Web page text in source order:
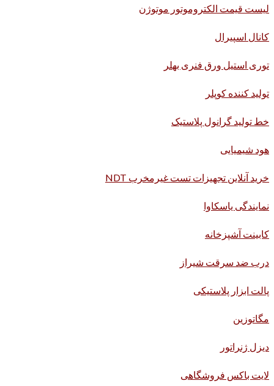
لیست قیمت الکتروموتور موتوژن
کانال اسپیرال
توری استیل ورق فنری بهلر
تولید کننده کوپلر
خط تولید گرانول پلاستیک
هود شیمیایی
خرید آنلاین تجهیزات تست غیرمخرب NDT
نمایندگی یاسکاوا
کابینت آشپزخانه
درب ضد سرقت شیراز
پالت ابزار پلاستیکی
مگاتوزین
دیزل ژنراتور
لایت باکس فروشگاهی